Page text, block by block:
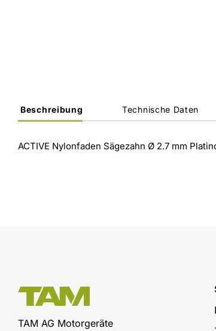
Beschreibung Technische Daten
ACTIVE Nylonfaden Sägezahn Ø 2.7 mm
TAM AG Motorgeräte